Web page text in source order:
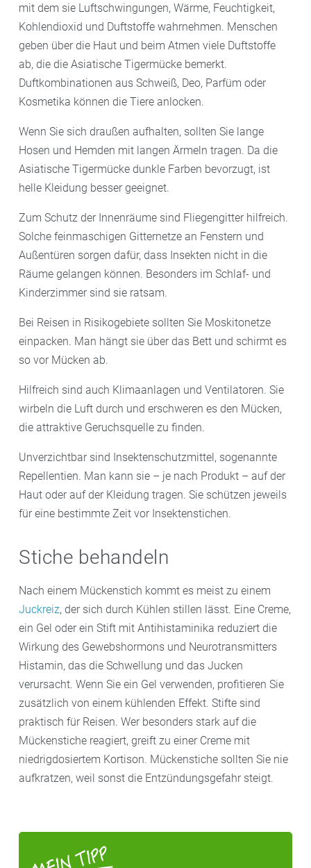
mit dem sie Luftschwingungen, Wärme, Feuchtigkeit,
Kohlendioxid und Duftstoffe wahrnehmen. Menschen
geben über die Haut und beim Atmen viele Duftstoffe
ab, die die Asiatische Tigermücke bemerkt.
Duftkombinationen aus Schweiß, Deo, Parfüm oder
Kosmetika können die Tiere anlocken.
Wenn Sie sich draußen aufhalten, sollten Sie lange
Hosen und Hemden mit langen Ärmeln tragen. Da die
Asiatische Tigermücke dunkle Farben bevorzugt, ist
helle Kleidung besser geeignet.
Zum Schutz der Innenräume sind Fliegengitter hilfreich.
Solche feinmaschigen Gitternetze an Fenstern und
Außentüren sorgen dafür, dass Insekten nicht in die
Räume gelangen können. Besonders im Schlaf- und
Kinderzimmer sind sie ratsam.
Bei Reisen in Risikogebiete sollten Sie Moskitonetze
einpacken. Man hängt sie über das Bett und schirmt es
so vor Mücken ab.
Hilfreich sind auch Klimaanlagen und Ventilatoren. Sie
wirbeln die Luft durch und erschweren es den Mücken,
die attraktive Geruchsquelle zu finden.
Unverzichtbar sind Insektenschutzmittel, sogenannte
Repellentien. Man kann sie – je nach Produkt – auf der
Haut oder auf der Kleidung tragen. Sie schützen jeweils
für eine bestimmte Zeit vor Insektenstichen.
Stiche behandeln
Nach einem Mückenstich kommt es meist zu einem
Juckreiz, der sich durch Kühlen stillen lässt. Eine Creme,
ein Gel oder ein Stift mit Antihistaminika reduziert die
Wirkung des Gewebshormons und Neurotransmitters
Histamin, das die Schwellung und das Jucken
verursacht. Wenn Sie ein Gel verwenden, profitieren Sie
zusätzlich von einem kühlenden Effekt. Stifte sind
praktisch für Reisen. Wer besonders stark auf die
Mückenstiche reagiert, greift zu einer Creme mit
niedrigdosiertem Kortison. Mückenstiche sollten Sie nie
aufkratzen, weil sonst die Entzündungsgefahr steigt.